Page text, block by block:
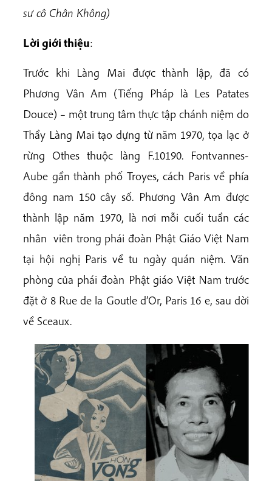
sư cô Chân Không)
Lời giới thiệu:
Trước khi Làng Mai được thành lập, đã có
Phương Vân Am (Tiếng Pháp là Les Patates
Douce) – một trung tâm thực tập chánh niệm do
Thầy Làng Mai tạo dựng từ năm 1970, tọa lạc ở
rừng Othes thuộc làng F.10190. Fontvannes-
Aube gần thành phố Troyes, cách Paris về phía
đông nam 150 cây số. Phương Vân Am được
thành lập năm 1970, là nơi mỗi cuối tuần các
nhân viên trong phái đoàn Phật Giáo Việt Nam
tại hội nghị Paris về tu ngày quán niệm. Văn
phòng của phái đoàn Phật giáo Việt Nam trước
đặt ở 8 Rue de la Goutle d’Or, Paris 16 e, sau dời
về Sceaux.